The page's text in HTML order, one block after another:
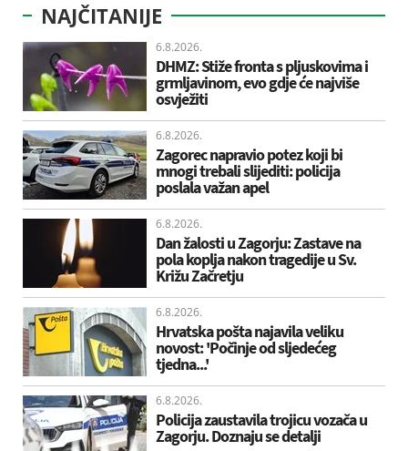
NAJČITANIJE
6.8.2026.
DHMZ: Stiže fronta s pljuskovima i
grmljavinom, evo gdje će najviše
osvježiti
6.8.2026.
Zagorec napravio potez koji bi
mnogi trebali slijediti: policija
poslala važan apel
6.8.2026.
Dan žalosti u Zagorju: Zastave na
pola koplja nakon tragedije u Sv.
Križu Začretju
6.8.2026.
Hrvatska pošta najavila veliku
novost: 'Počinje od sljedećeg
tjedna...'
6.8.2026.
Policija zaustavila trojicu vozača u
Zagorju. Doznaju se detalji